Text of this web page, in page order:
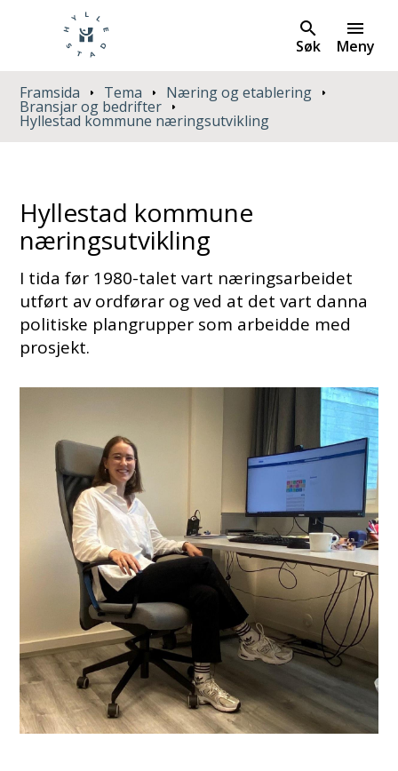
Søk Meny
Du er her:
Framsida Tema Næring og etablering
Bransjar og bedrifter
Hyllestad kommune næringsutvikling
Hyllestad kommune
næringsutvikling
I tida før 1980-talet vart næringsarbeidet
utført av ordførar og ved at det vart danna
politiske plangrupper som arbeidde med
prosjekt.